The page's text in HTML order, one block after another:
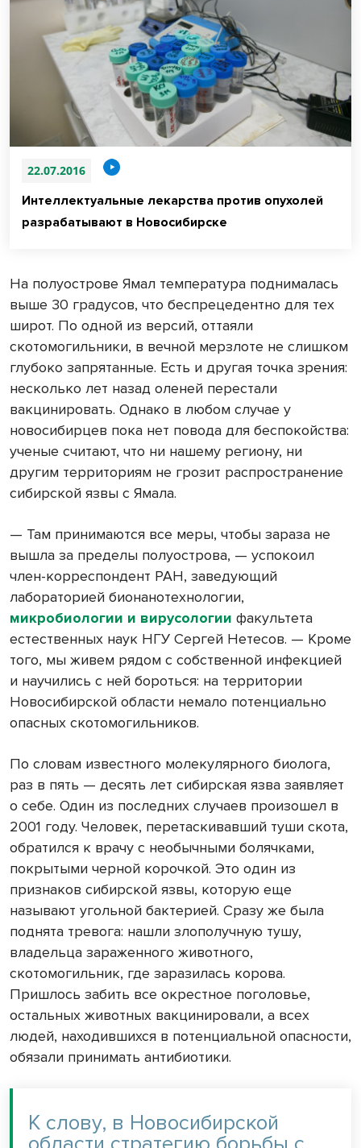
22.07.2016
Интеллектуальные лекарства против опухолей
разрабатывают в Новосибирске
На полуострове Ямал температура поднималась
выше 30 градусов, что беспрецедентно для тех
широт. По одной из версий, оттаяли
скотомогильники, в вечной мерзлоте не слишком
глубоко запрятанные. Есть и другая точка зрения:
несколько лет назад оленей перестали
вакцинировать. Однако в любом случае у
новосибирцев пока нет повода для беспокойства:
ученые считают, что ни нашему региону, ни
другим территориям не грозит распространение
сибирской язвы с Ямала.
— Там принимаются все меры, чтобы зараза не
вышла за пределы полуострова, — успокоил
член-корреспондент РАН, заведующий
лабораторией бионанотехнологии,
микробиологии и вирусологии факультета
естественных наук НГУ Сергей Нетесов. — Кроме
того, мы живем рядом с собственной инфекцией
и научились с ней бороться: на территории
Новосибирской области немало потенциально
опасных скотомогильников.
По словам известного молекулярного биолога,
раз в пять — десять лет сибирская язва заявляет
о себе. Один из последних случаев произошел в
2001 году. Человек, перетаскивавший туши скота,
обратился к врачу с необычными болячками,
покрытыми черной корочкой. Это один из
признаков сибирской язвы, которую еще
называют угольной бактерией. Сразу же была
поднята тревога: нашли злополучную тушу,
владельца зараженного животного,
скотомогильник, где заразилась корова.
Пришлось забить все окрестное поголовье,
остальных животных вакцинировали, а всех
людей, находившихся в потенциальной опасности,
обязали принимать антибиотики.
К слову, в Новосибирской